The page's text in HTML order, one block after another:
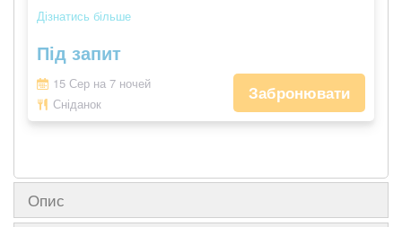
Дізнатись більше
Під запит
15 Сер на 7 ночей
Сніданок
Забронювати
Опис